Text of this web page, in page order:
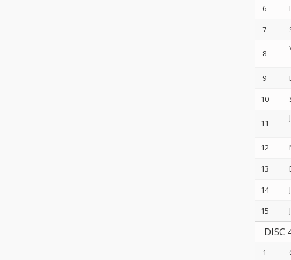
6
7
8
9
10
11
12
13
14
15
DISC
1